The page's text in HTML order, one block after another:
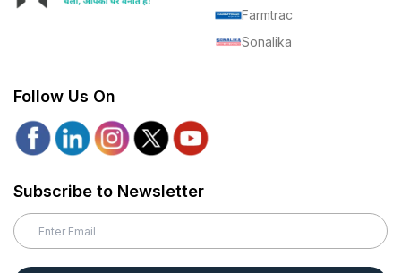
Farmtrac
Sonalika
Follow Us On
Subscribe to Newsletter